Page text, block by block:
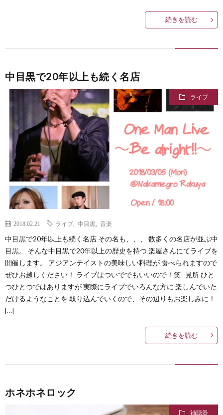
続きを読む
中目黒で20年以上も続く名店
ライブ
2018.02.21 ライブ 中目黒 音楽
中目黒で20年以上も続く名店 その名も、、、 数多くの名店が並ぶ中
目黒。 そんな中目黒で20年以上の歴史を持つ 楽屋さんにてライブを
開催します。 アジアンテイストの美味しい料理が 食べられますので
ぜひお越しください！ ライブはついででもいいので！笑 見所 ひと
つひとつではありますが 実際にライブでいろんな方に 楽しんでいた
だけるようなことを 取り込んでいくので、その辺りもお楽しみに！
[…]
続きを読む
ホネホネロック
補聴器